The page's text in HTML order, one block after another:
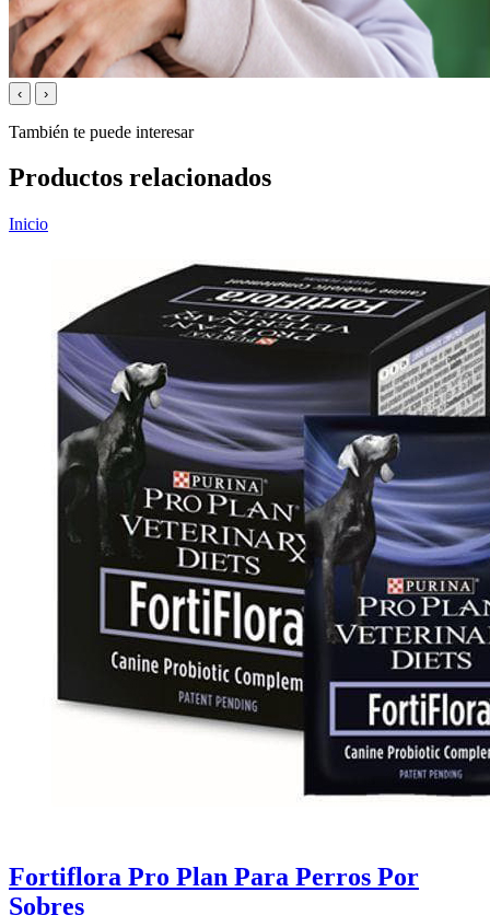
‹ ›
También te puede interesar
Productos relacionados
Inicio
Fortiflora Pro Plan Para Perros Por
Sobres